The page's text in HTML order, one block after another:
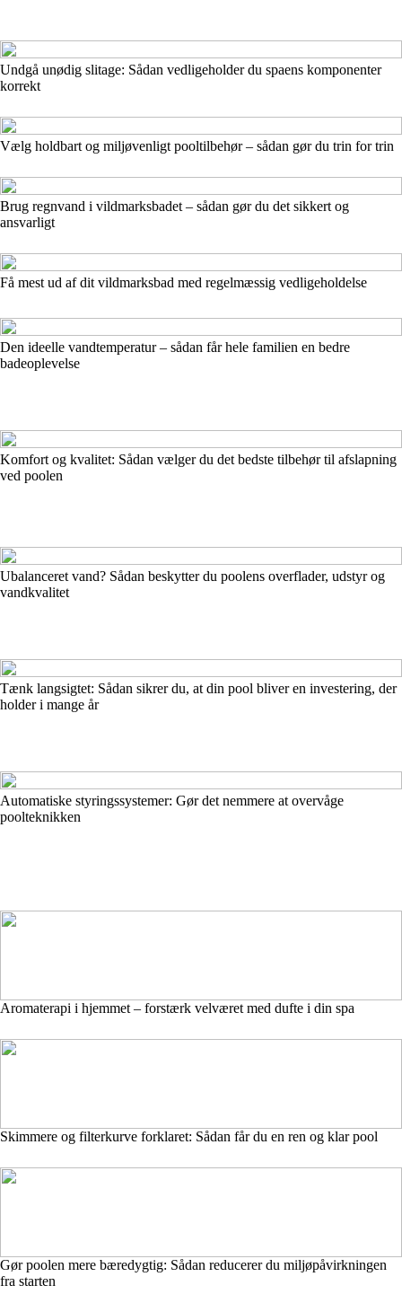
Undgå unødig slitage: Sådan vedligeholder du spaens komponenter
korrekt
Vælg holdbart og miljøvenligt pooltilbehør – sådan gør du trin for trin
Brug regnvand i vildmarksbadet – sådan gør du det sikkert og
ansvarligt
Få mest ud af dit vildmarksbad med regelmæssig vedligeholdelse
Den ideelle vandtemperatur – sådan får hele familien en bedre
badeoplevelse
Komfort og kvalitet: Sådan vælger du det bedste tilbehør til afslapning
ved poolen
Ubalanceret vand? Sådan beskytter du poolens overflader, udstyr og
vandkvalitet
Tænk langsigtet: Sådan sikrer du, at din pool bliver en investering, der
holder i mange år
Automatiske styringssystemer: Gør det nemmere at overvåge
poolteknikken
Aromaterapi i hjemmet – forstærk velværet med dufte i din spa
Skimmere og filterkurve forklaret: Sådan får du en ren og klar pool
Gør poolen mere bæredygtig: Sådan reducerer du miljøpåvirkningen
fra starten